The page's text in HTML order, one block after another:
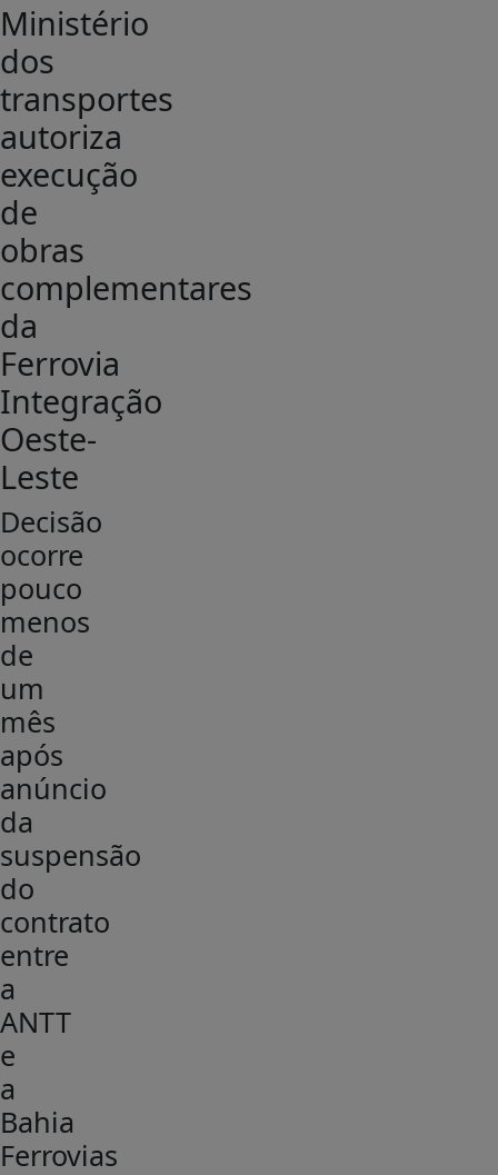
Ministério
dos
transportes
autoriza
execução
de
obras
complementares
da
Ferrovia
Integração
Oeste-
Leste
Decisão
ocorre
pouco
menos
de
um
mês
após
anúncio
da
suspensão
do
contrato
entre
a
ANTT
e
a
Bahia
Ferrovias